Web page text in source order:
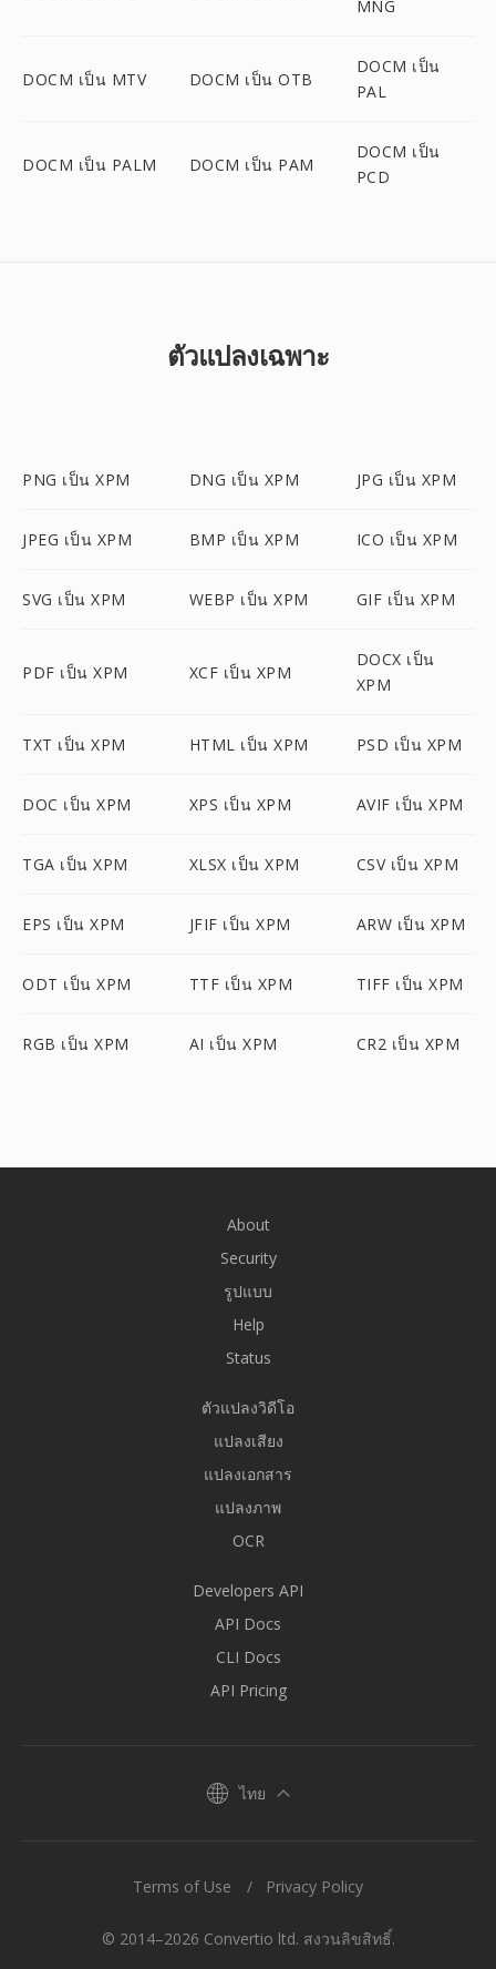
MNG
DOCM เป็น MTV DOCM เป็น OTB
DOCM เป็น
PAL
DOCM เป็น PALM DOCM เป็น PAM
DOCM เป็น
PCD
ตัวแปลงเฉพาะ
PNG เป็น XPM DNG เป็น XPM JPG เป็น XPM
JPEG เป็น XPM BMP เป็น XPM ICO เป็น XPM
SVG เป็น XPM WEBP เป็น XPM GIF เป็น XPM
PDF เป็น XPM XCF เป็น XPM
DOCX เป็น
XPM
TXT เป็น XPM HTML เป็น XPM PSD เป็น XPM
DOC เป็น XPM XPS เป็น XPM AVIF เป็น XPM
TGA เป็น XPM XLSX เป็น XPM CSV เป็น XPM
EPS เป็น XPM JFIF เป็น XPM ARW เป็น XPM
ODT เป็น XPM TTF เป็น XPM TIFF เป็น XPM
RGB เป็น XPM AI เป็น XPM CR2 เป็น XPM
About
Security
รูปแบบ
Help
Status
ตัวแปลงวิดีโอ
แปลงเสียง
แปลงเอกสาร
แปลงภาพ
OCR
Developers API
API Docs
CLI Docs
API Pricing
ไทย
© 2014–2026 Convertio ltd. สงวนลิขสิทธิ์.
Terms of Use Privacy Policy